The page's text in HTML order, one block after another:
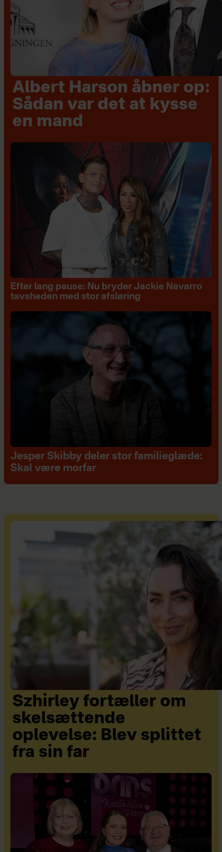
Albert Harson åbner op:
Sådan var det at kysse
en mand
Efter lang pause: Nu bryder Jackie Navarro
tavsheden med stor afsløring
Jesper Skibby deler stor familieglæde:
Skal være morfar
Szhirley fortæller om
skelsættende
oplevelse: Blev splittet
fra sin far